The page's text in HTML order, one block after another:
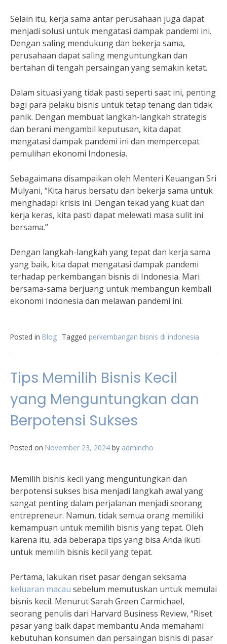
Selain itu, kerja sama antar perusahaan juga dapat
menjadi solusi untuk mengatasi dampak pandemi ini.
Dengan saling mendukung dan bekerja sama,
perusahaan dapat saling menguntungkan dan
bertahan di tengah persaingan yang semakin ketat.
Dalam situasi yang tidak pasti seperti saat ini, penting
bagi para pelaku bisnis untuk tetap tenang dan tidak
panik. Dengan membuat langkah-langkah strategis
dan berani mengambil keputusan, kita dapat
mengatasi dampak pandemi ini dan mempercepat
pemulihan ekonomi Indonesia.
Sebagaimana disampaikan oleh Menteri Keuangan Sri
Mulyani, “Kita harus bersatu dan bekerja sama untuk
menghadapi krisis ini. Dengan tekad yang kuat dan
kerja keras, kita pasti dapat melewati masa sulit ini
bersama.”
Dengan langkah-langkah yang tepat dan kerja sama
yang baik, kita dapat mengatasi dampak pandemi
terhadap perkembangan bisnis di Indonesia. Mari
bersama-sama berjuang untuk membangun kembali
ekonomi Indonesia dan melawan pandemi ini.
Posted in Blog Tagged perkembangan bisnis di indonesia
Tips Memilih Bisnis Kecil
yang Menguntungkan dan
Berpotensi Sukses
Posted on November 23, 2024 by admincho
Memilih bisnis kecil yang menguntungkan dan
berpotensi sukses bisa menjadi langkah awal yang
sangat penting dalam perjalanan menjadi seorang
entrepreneur. Namun, tidak semua orang memiliki
kemampuan untuk memilih bisnis yang tepat. Oleh
karena itu, ada beberapa tips yang bisa Anda ikuti
untuk memilih bisnis kecil yang tepat.
Pertama, lakukan riset pasar dengan seksama
keluaran macau sebelum memutuskan untuk memulai
bisnis kecil. Menurut Sarah Green Carmichael,
seorang penulis dari Harvard Business Review, “Riset
pasar yang baik dapat membantu Anda memahami
kebutuhan konsumen dan persaingan bisnis di pasar